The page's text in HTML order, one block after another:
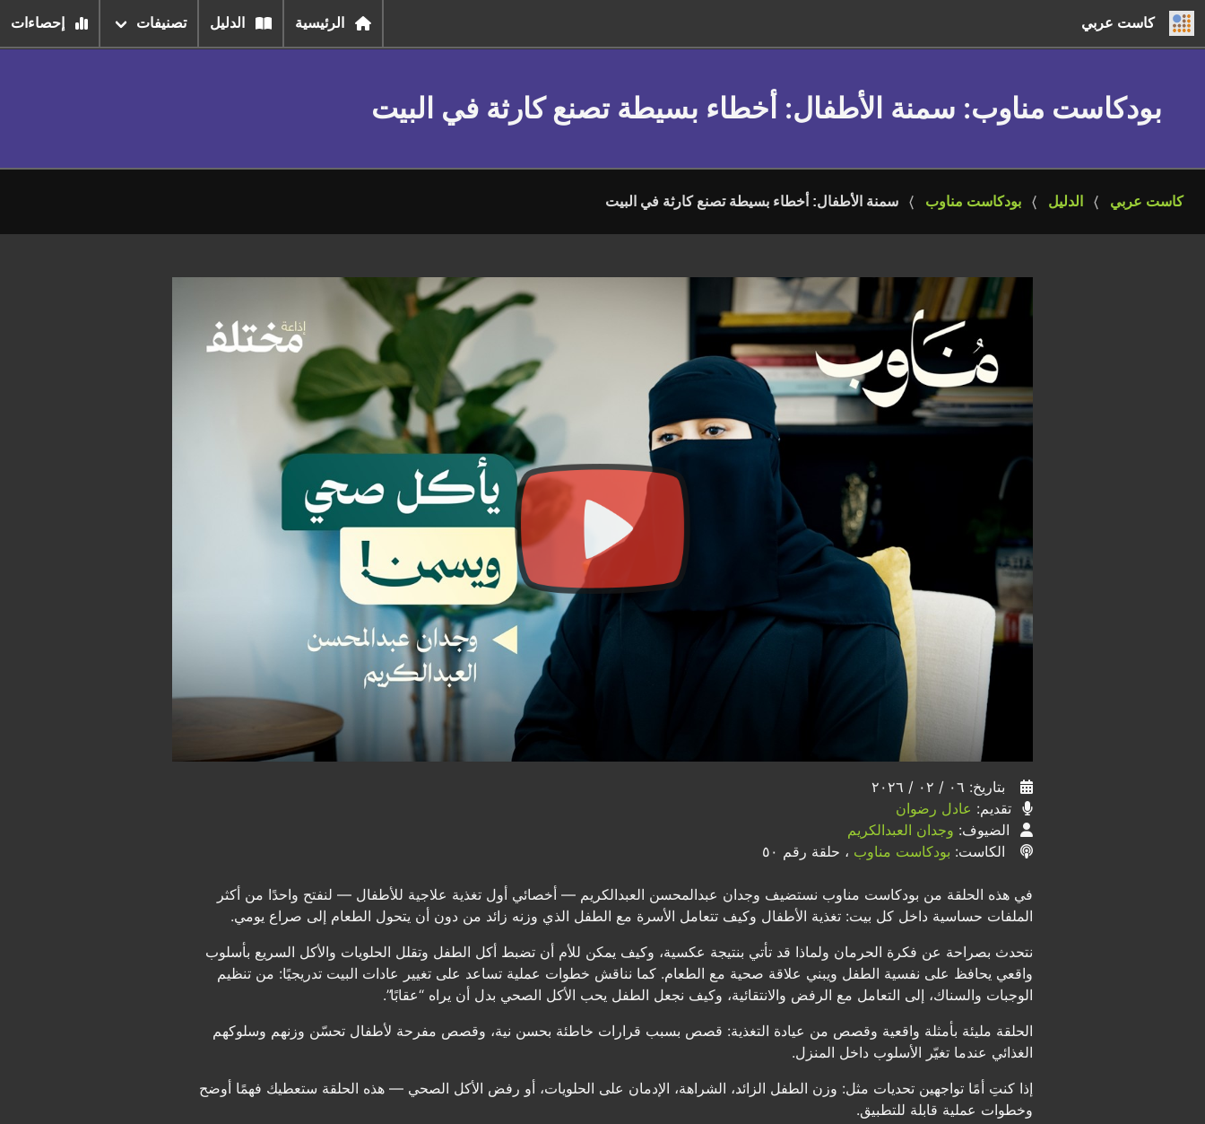
كاست عربي الرئيسية الدليل تصنيفات إحصاءات
بودكاست مناوب: سمنة الأطفال: أخطاء بسيطة تصنع كارثة في البيت
كاست عربي الدليل بودكاست مناوب سمنة الأطفال: أخطاء بسيطة تصنع كارثة في البيت
بتاريخ: ٠٦ / ٠٢ / ٢٠٢٦
تقديم: عادل رضوان
الضيوف: وجدان العبدالكريم
الكاست: بودكاست مناوب ، حلقة رقم ٥٠
في هذه الحلقة من بودكاست مناوب نستضيف وجدان عبدالمحسن العبدالكريم — أخصائي أول تغذية علاجية للأطفال — لنفتح واحدًا من أكثر
الملفات حساسية داخل كل بيت: تغذية الأطفال وكيف تتعامل الأسرة مع الطفل الذي وزنه زائد من دون أن يتحول الطعام إلى صراع يومي.
نتحدث بصراحة عن فكرة الحرمان ولماذا قد تأتي بنتيجة عكسية، وكيف يمكن للأم أن تضبط أكل الطفل وتقلل الحلويات والأكل السريع بأسلوب
واقعي يحافظ على نفسية الطفل ويبني علاقة صحية مع الطعام. كما نناقش خطوات عملية تساعد على تغيير عادات البيت تدريجيًا: من تنظيم
الوجبات والسناك، إلى التعامل مع الرفض والانتقائية، وكيف نجعل الطفل يحب الأكل الصحي بدل أن يراه “عقابًا”.
الحلقة مليئة بأمثلة واقعية وقصص من عيادة التغذية: قصص بسبب قرارات خاطئة بحسن نية، وقصص مفرحة لأطفال تحسّن وزنهم وسلوكهم
الغذائي عندما تغيّر الأسلوب داخل المنزل.
إذا كنتِ أمًا تواجهين تحديات مثل: وزن الطفل الزائد، الشراهة، الإدمان على الحلويات، أو رفض الأكل الصحي — هذه الحلقة ستعطيك فهمًا أوضح
وخطوات عملية قابلة للتطبيق.